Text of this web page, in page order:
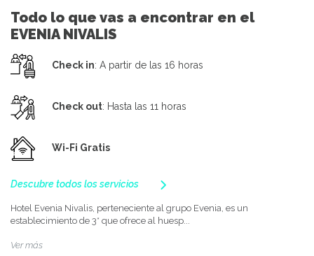
Todo lo que vas a encontrar en el
EVENIA NIVALIS
Check in: A partir de las 16 horas
Check out: Hasta las 11 horas
Wi-Fi Gratis
Descubre todos los servicios
Hotel Evenia Nivalis, perteneciente al grupo Evenia, es un
establecimiento de 3* que ofrece al huesp...
Ver más